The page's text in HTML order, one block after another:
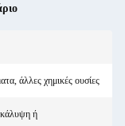
άλλες χημικές ουσίες
ή